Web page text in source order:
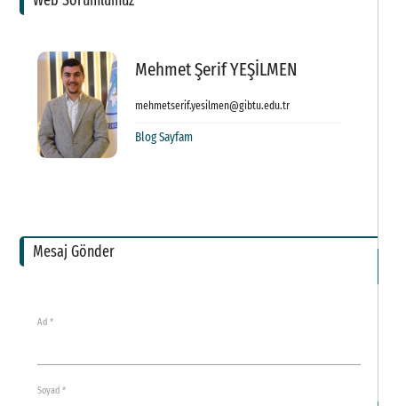
Mehmet Şerif YEŞİLMEN
mehmetserif.yesilmen@gibtu.edu.tr
Blog Sayfam
Mesaj Gönder
Ad *
Soyad *